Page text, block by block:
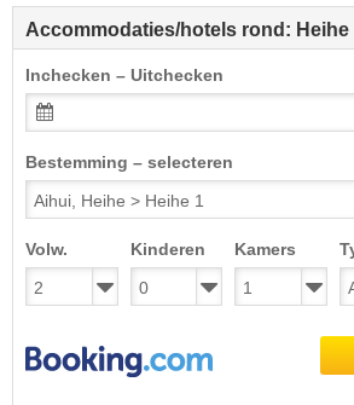
Accommodaties/hotels rond: Heihe
Inchecken – Uitchecken
Bestemming – selecteren
Volw. Kinderen Kamers